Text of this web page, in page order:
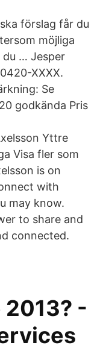
förslag får du
möjliga
… Jesper
XXXX.
Se
godkända Pris
Yttre
Visa fler som
is on
with
may know.
to share and
connected.
-